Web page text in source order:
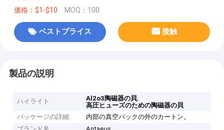
価格：$1-$10 MOQ：100
ベストプライス 接触
製品の説明
ハイライト Al2o3陶磁器の貝,
高圧ヒューズのための陶磁器の貝
パッケージの詳細
内部の真空パックの外のカートン。